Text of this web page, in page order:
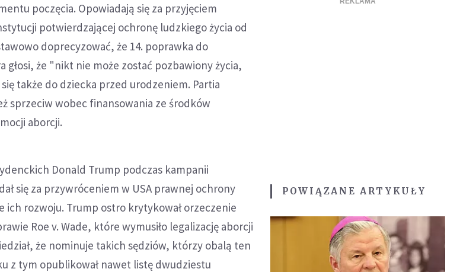
poczęcia. Opowiadają się za przyjęciem
potwierdzającej ochronę ludzkiego życia od
doprecyzować, że 14. poprawka do
że "nikt nie może zostać pozbawiony życia,
także do dziecka przed urodzeniem. Partia
sprzeciw wobec finansowania ze środków
aborcji.
Donald Trump podczas kampanii
się za przywróceniem w USA prawnej ochrony
ich rozwoju. Trump ostro krytykował orzeczenie
Roe v. Wade, które wymusiło legalizację aborcji
że nominuje takich sędziów, którzy obalą ten
z tym opublikował nawet listę dwudziestu
POWIĄZANE ARTYKUŁY